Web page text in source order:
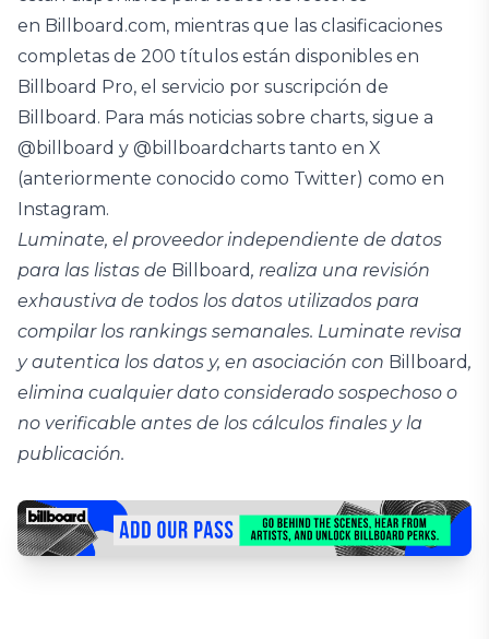
en Billboard.com, mientras que las clasificaciones
completas de 200 títulos están disponibles en
Billboard Pro, el servicio por suscripción de
Billboard. Para más noticias sobre charts, sigue a
@billboard y @billboardcharts tanto en X
(anteriormente conocido como Twitter) como en
Instagram.
Luminate, el proveedor independiente de datos
para las listas de Billboard, realiza una revisión
exhaustiva de todos los datos utilizados para
compilar los rankings semanales. Luminate revisa
y autentica los datos y, en asociación con Billboard,
elimina cualquier dato considerado sospechoso o
no verificable antes de los cálculos finales y la
publicación.